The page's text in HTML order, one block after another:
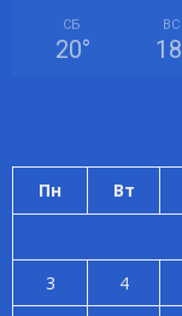
СБ
20°
ВС
18
Пн Вт
3
4